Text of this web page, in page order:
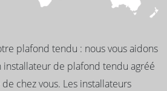
plafond tendu : nous vous aidons
de plafond tendu agréé
chez vous. Les installateurs